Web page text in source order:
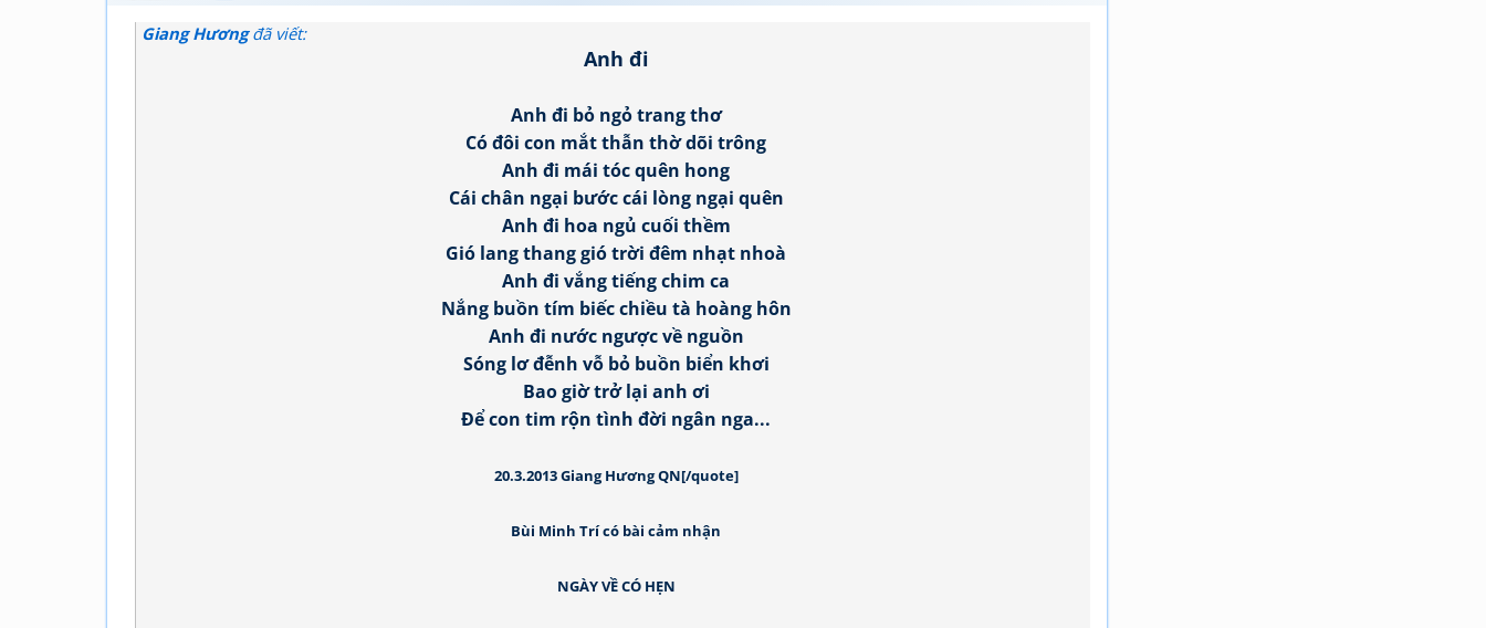
Giang Hươngđã viết:
Anh đi
Anh đi bỏ ngỏ trang thơ
Có đôi con mắt thẫn thờ dõi trông
Anh đi mái tóc quên hong
Cái chân ngại bước cái lòng ngại quên
Anh đi hoa ngủ cuối thềm
Gió lang thang gió trời đêm nhạt nhoà
Anh đi vắng tiếng chim ca
Nắng buồn tím biếc chiều tà hoàng hôn
Anh đi nước ngược về nguồn
Sóng lơ đễnh vỗ bỏ buồn biển khơi
Bao giờ trở lại anh ơi
Để con tim rộn tình đời ngân nga...
20.3.2013 Giang Hương QN[/quote]
Bùi Minh Trí có bài cảm nhận
NGÀY VỀ CÓ HẸN